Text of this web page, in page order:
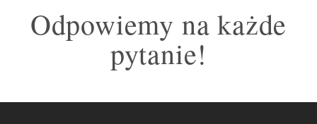
Odpowiemy na każde
pytanie!